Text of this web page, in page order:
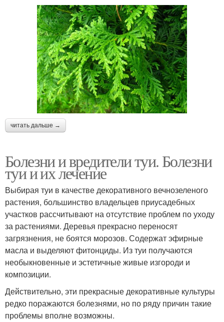
читать дальше →
Болезни и вредители туи. Болезни
туи и их лечение
Выбирая туи в качестве декоративного вечнозеленого
растения, большинство владельцев приусадебных
участков рассчитывают на отсутствие проблем по уходу
за растениями. Деревья прекрасно переносят
загрязнения, не боятся морозов. Содержат эфирные
масла и выделяют фитонциды. Из туи получаются
необыкновенные и эстетичные живые изгороди и
композиции.
Действительно, эти прекрасные декоративные культуры
редко поражаются болезнями, но по ряду причин такие
проблемы вполне возможны.